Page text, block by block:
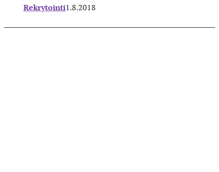
Rekrytointi1.8.2018